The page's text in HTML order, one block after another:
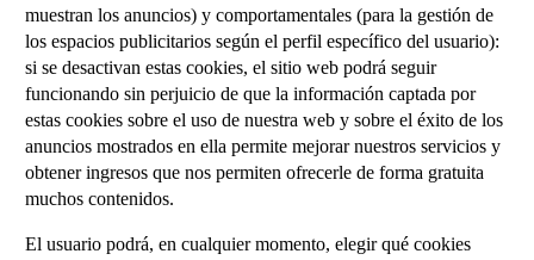
muestran los anuncios) y comportamentales (para la gestión de
los espacios publicitarios según el perfil específico del usuario):
si se desactivan estas cookies, el sitio web podrá seguir
funcionando sin perjuicio de que la información captada por
estas cookies sobre el uso de nuestra web y sobre el éxito de los
anuncios mostrados en ella permite mejorar nuestros servicios y
obtener ingresos que nos permiten ofrecerle de forma gratuita
muchos contenidos.
El usuario podrá, en cualquier momento, elegir qué cookies